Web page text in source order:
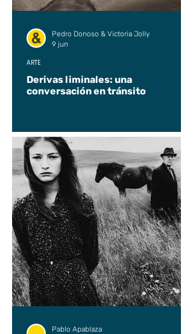
Derivas liminales: una
conversación en tránsito
ARTE
Pedro Donoso & Victoria Jolly
9 jun
Pablo Apablaza